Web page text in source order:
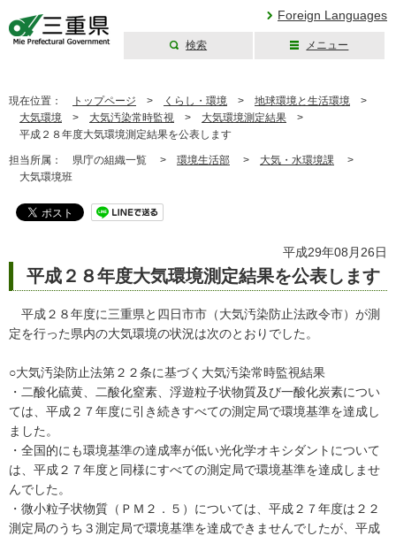
Foreign Languages
検索 メニュー
現在位置： トップページ > くらし・環境 > 地球環境と生活環境 >
大気環境 > 大気汚染常時監視 > 大気環境測定結果 >
平成２８年度大気環境測定結果を公表します
担当所属： 県庁の組織一覧 > 環境生活部 > 大気・水環境課 >
大気環境班
平成29年08月26日
平成２８年度大気環境測定結果を公表します
平成２８年度に三重県と四日市市（大気汚染防止法政令市）が測
定を行った県内の大気環境の状況は次のとおりでした。
○大気汚染防止法第２２条に基づく大気汚染常時監視結果
・二酸化硫黄、二酸化窒素、浮遊粒子状物質及び一酸化炭素につい
ては、平成２７年度に引き続きすべての測定局で環境基準を達成し
ました。
・全国的にも環境基準の達成率が低い光化学オキシダントについて
は、平成２７年度と同様にすべての測定局で環境基準を達成しませ
んでした。
・微小粒子状物質（ＰＭ２．５）については、平成２７年度は２２
測定局のうち３測定局で環境基準を達成できませんでしたが、平成